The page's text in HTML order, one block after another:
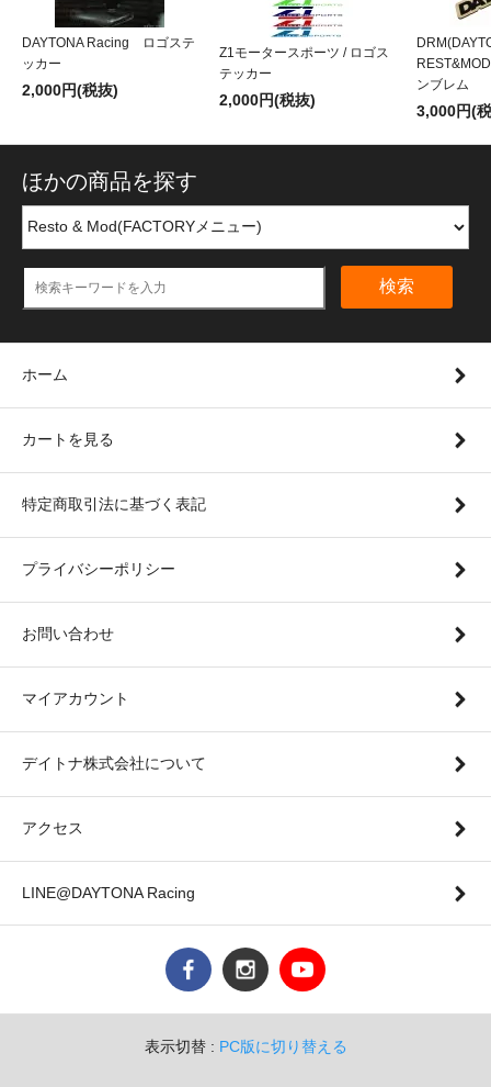
DAYTONA Racing ロゴステ
ッカー
2,000円(税抜)
Z1モータースポーツ / ロゴス
テッカー
2,000円(税抜)
ンブレム
3,000円(
ほかの商品を探す
検索
ホーム
カートを見る
特定商取引法に基づく表記
プライバシーポリシー
お問い合わせ
マイアカウント
デイトナ株式会社について
アクセス
LINE@DAYTONA Racing
表示切替 : PC版に切り替える